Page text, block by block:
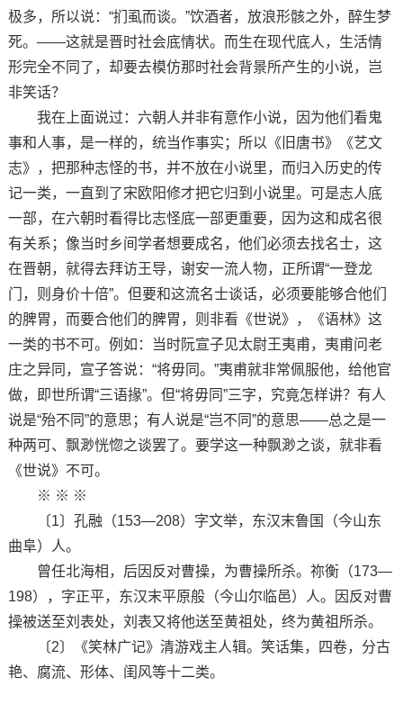
极多，所以说：“扪虱而谈。”饮酒者，放浪形骸之外，醉生梦
死。——这就是晋时社会底情状。而生在现代底人，生活情
形完全不同了，却要去模仿那时社会背景所产生的小说，岂
非笑话？
我在上面说过：六朝人并非有意作小说，因为他们看鬼
事和人事，是一样的，统当作事实；所以《旧唐书》《艺文
志》，把那种志怪的书，并不放在小说里，而归入历史的传
记一类，一直到了宋欧阳修才把它归到小说里。可是志人底
一部，在六朝时看得比志怪底一部更重要，因为这和成名很
有关系；像当时乡间学者想要成名，他们必须去找名士，这
在晋朝，就得去拜访王导，谢安一流人物，正所谓“一登龙
门，则身价十倍”。但要和这流名士谈话，必须要能够合他们
的脾胃，而要合他们的脾胃，则非看《世说》，《语林》这
一类的书不可。例如：当时阮宣子见太尉王夷甫，夷甫问老
庄之异同，宣子答说：“将毋同。”夷甫就非常佩服他，给他官
做，即世所谓“三语掾”。但“将毋同”三字，究竟怎样讲？有人
说是“殆不同”的意思；有人说是“岂不同”的意思——总之是一
种两可、飘渺恍惚之谈罢了。要学这一种飘渺之谈，就非看
《世说》不可。
※ ※ ※
〔1〕孔融（153—208）字文举，东汉末鲁国（今山东
曲阜）人。
曾任北海相，后因反对曹操，为曹操所杀。祢衡（173—
198），字正平，东汉末平原般（今山尔临邑）人。因反对曹
操被送至刘表处，刘表又将他送至黄祖处，终为黄祖所杀。
〔2〕《笑林广记》清游戏主人辑。笑话集，四卷，分古
艳、腐流、形体、闺风等十二类。